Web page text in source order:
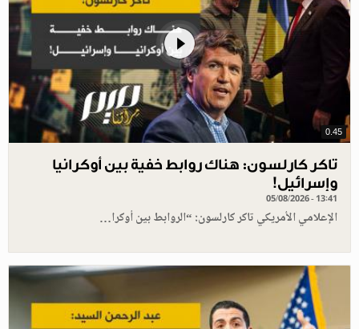
0.45
تاكر كارلسون: هناك روابط خفية بين أوكرانيا
وإسرائيل!
05/08/2026 - 13:41
الإعلامي الأمريكي تاكر كارلسون: “الروابط بين أوكرا…